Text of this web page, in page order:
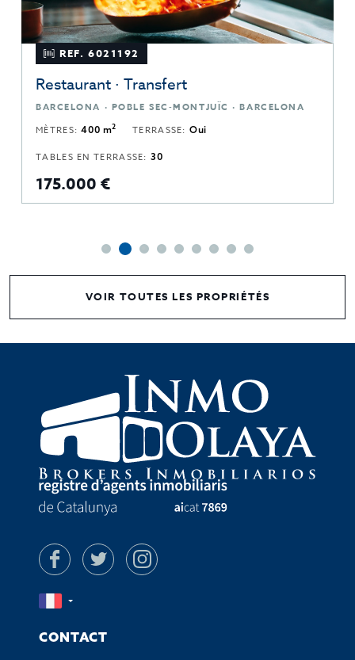
REF. 6021192
Restaurant · Transfert
BARCELONA · POBLE SEC-MONTJUÏC · BARCELONA
MÈTRES:400 m2 TERRASSE:Oui
TABLES EN TERRASSE: 30
175.000 €
VOIR TOUTES LES PROPRIÉTÉS
CONTACT